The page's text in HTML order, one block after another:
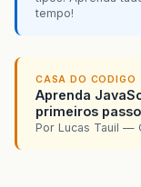
tempo!
CASA DO CODIGO
Aprenda
primeiros
Por Lucas Tauil —